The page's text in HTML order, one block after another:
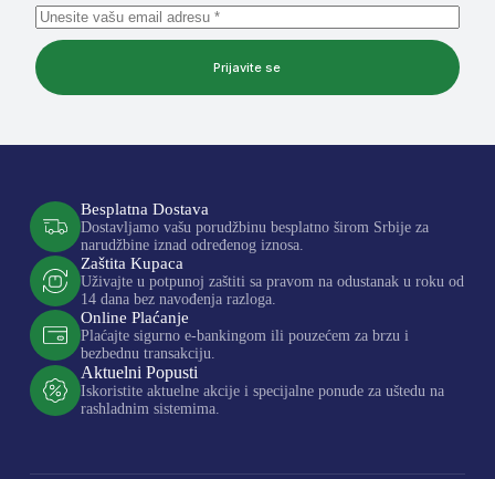
Prijavite se
Besplatna Dostava
Dostavljamo vašu porudžbinu besplatno širom Srbije za
narudžbine iznad određenog iznosa.
Zaštita Kupaca
Uživajte u potpunoj zaštiti sa pravom na odustanak u roku od
14 dana bez navođenja razloga.
Online Plaćanje
Plaćajte sigurno e-bankingom ili pouzećem za brzu i
bezbednu transakciju.
Aktuelni Popusti
Iskoristite aktuelne akcije i specijalne ponude za uštedu na
rashladnim sistemima.